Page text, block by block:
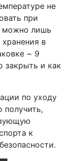
не
при
можно лишь
в
~ 9
закрыть и как
по уходу
к